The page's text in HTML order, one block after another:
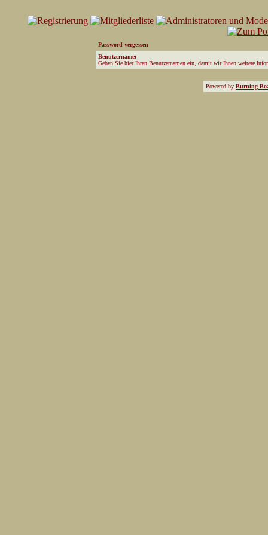
Password vergessen
Benutzername:
Geben Sie hier Ihren Benutzernamen ein, damit wir Ihnen weitere
Powered by Burning